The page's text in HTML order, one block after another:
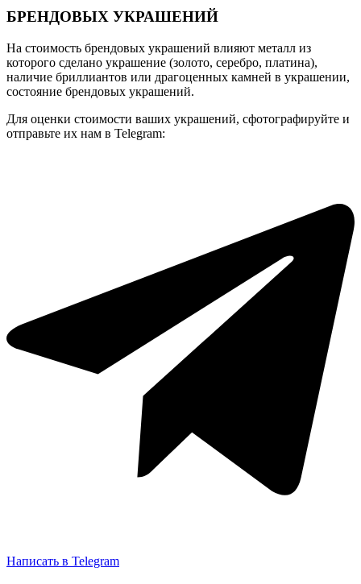
БРЕНДОВЫХ УКРАШЕНИЙ
На стоимость брендовых украшений влияют металл из
которого сделано украшение (золото, серебро, платина),
наличие бриллиантов или драгоценных камней в украшении,
состояние брендовых украшений.
Для оценки стоимости ваших украшений, сфотографируйте и
отправьте их нам в Telegram:
Написать в Telegram